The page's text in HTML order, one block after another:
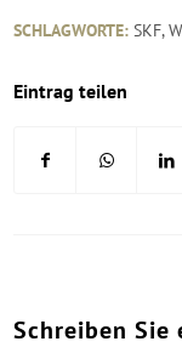
SCHLAGWORTE: SKF,
Eintrag teilen
Schreiben Sie